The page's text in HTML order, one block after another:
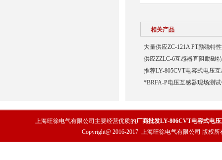
相关产品
大量供应ZC-121A PT励磁特
供应ZZLC-6互感器直阻励磁
推荐LY-805CVT电容式电压
*BRFA-P电压互感器现场测
上海旺徐电气有限公司主要经营优质的厂商批发LY-806CVT电容式电
Copyright@ 2016-2017 上海旺徐电气有限公司 版权